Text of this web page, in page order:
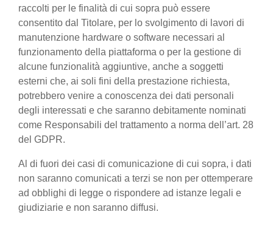
raccolti per le finalità di cui sopra può essere
consentito dal Titolare, per lo svolgimento di lavori di
manutenzione hardware o software necessari al
funzionamento della piattaforma o per la gestione di
alcune funzionalità aggiuntive, anche a soggetti
esterni che, ai soli fini della prestazione richiesta,
potrebbero venire a conoscenza dei dati personali
degli interessati e che saranno debitamente nominati
come Responsabili del trattamento a norma dell’art. 28
del GDPR.
Al di fuori dei casi di comunicazione di cui sopra, i dati
non saranno comunicati a terzi se non per ottemperare
ad obblighi di legge o rispondere ad istanze legali e
giudiziarie e non saranno diffusi.